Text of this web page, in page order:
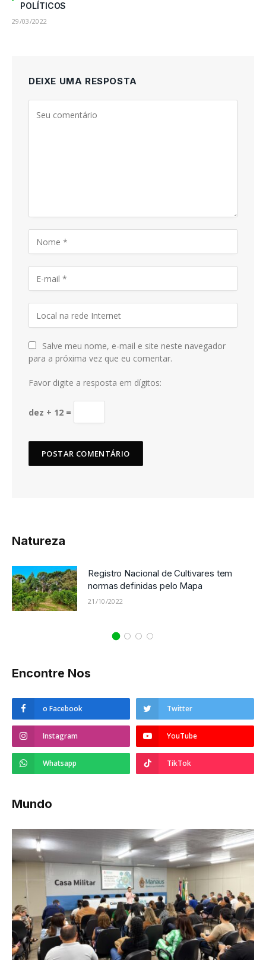
POLÍTICOS
29/03/2022
DEIXE UMA RESPOSTA
Salve meu nome, e-mail e site neste navegador
para a próxima vez que eu comentar.
Favor digite a resposta em dígitos:
dez + 12 =
Natureza
Registro Nacional de Cultivares tem
normas definidas pelo Mapa
21/10/2022
Encontre Nos
o Facebook Twitter
Instagram YouTube
Whatsapp TikTok
Mundo